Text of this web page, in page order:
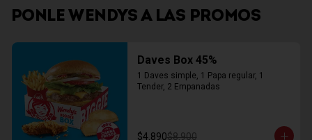
PONLE WENDYS A LAS PROMOS
Daves Box 45%
1 Daves simple, 1 Papa regular, 1
Tender, 2 Empanadas
$4.890$8.900